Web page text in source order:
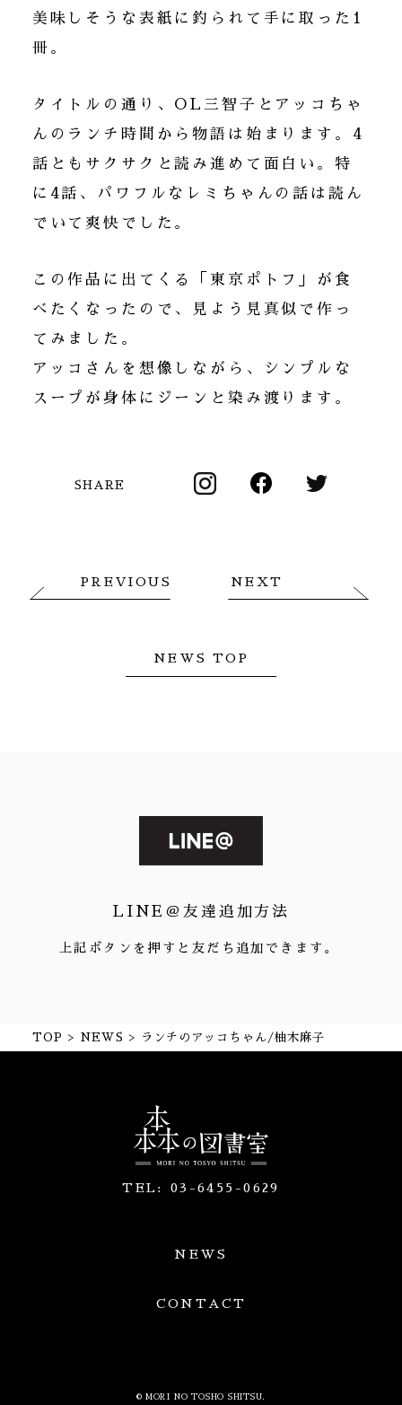
美味しそうな表紙に釣られて手に取った1
冊。
タイトルの通り、OL三智子とアッコちゃ
んのランチ時間から物語は始まります。4
話ともサクサクと読み進めて面白い。特
に4話、パワフルなレミちゃんの話は読ん
でいて爽快でした。
この作品に出てくる「東京ポトフ」が食
べたくなったので、見よう見真似で作っ
てみました。
アッコさんを想像しながら、シンプルな
スープが身体にジーンと染み渡ります。
SHARE
PREVIOUS
NEWS TOP
NEXT
LINE＠友達追加方法
上記ボタンを押すと友だち追加できます。
TOP NEWS ランチのアッコちゃん/柚木麻子
TEL: 03-6455-0629
NEWS
CONTACT
© MORI NO TOSHO SHITSU.